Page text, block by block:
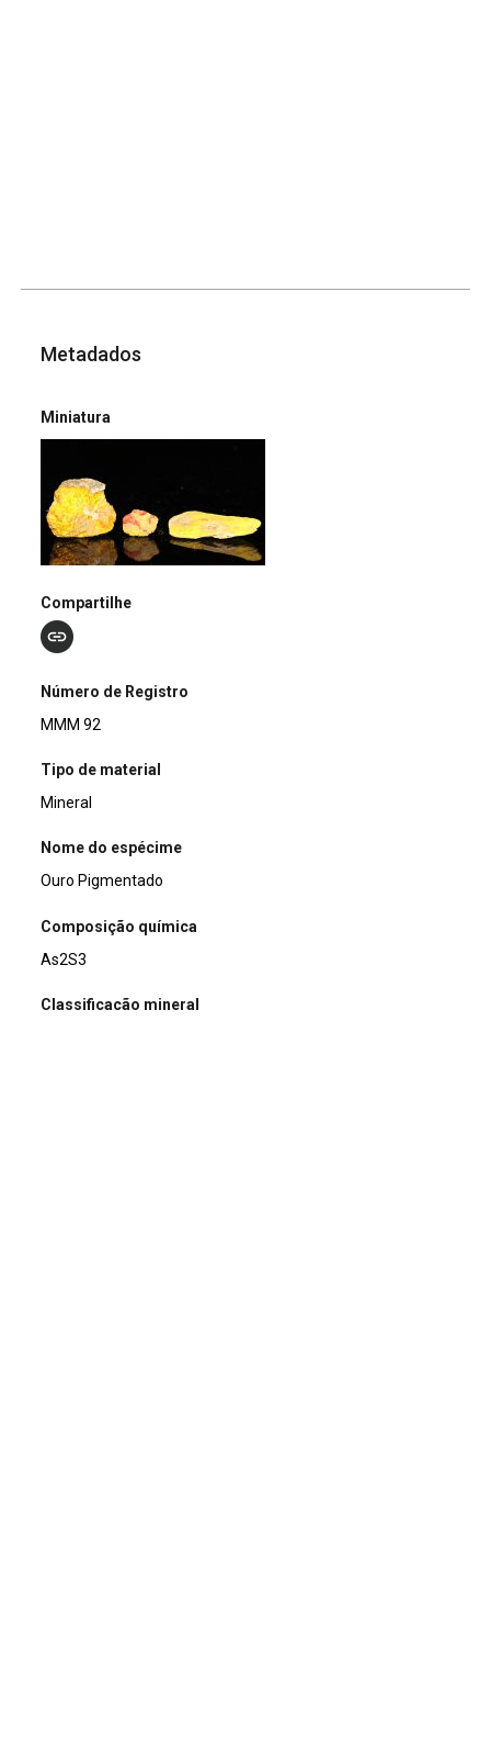
Metadados
Miniatura
Compartilhe
Número de Registro
MMM 92
Tipo de material
Mineral
Nome do espécime
Ouro Pigmentado
Composição química
As2S3
Classificação mineral